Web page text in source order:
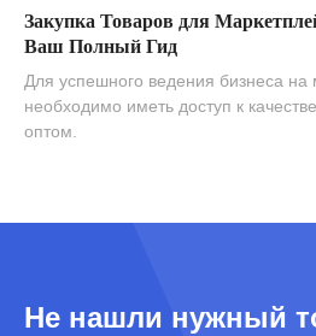
Закупка Товаров для
Ваш Полный Гид
Для успешного ведения бизнеса на
необходимо иметь доступ к
оптом.
Не нашли нужный